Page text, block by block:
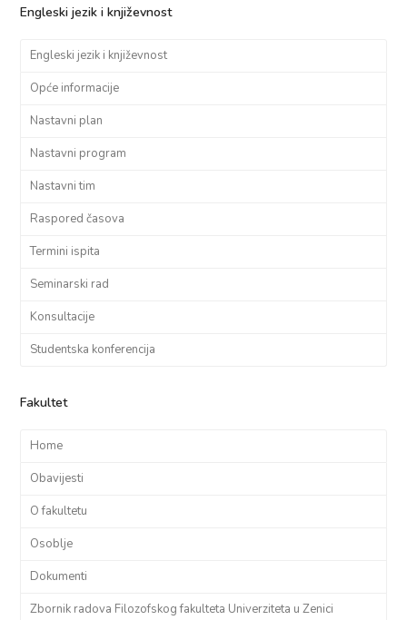
Engleski jezik i književnost
Engleski jezik i književnost
Opće informacije
Nastavni plan
Nastavni program
Nastavni tim
Raspored časova
Termini ispita
Seminarski rad
Konsultacije
Studentska konferencija
Fakultet
Home
Obavijesti
O fakultetu
Osoblje
Dokumenti
Zbornik radova Filozofskog fakulteta Univerziteta u Zenici